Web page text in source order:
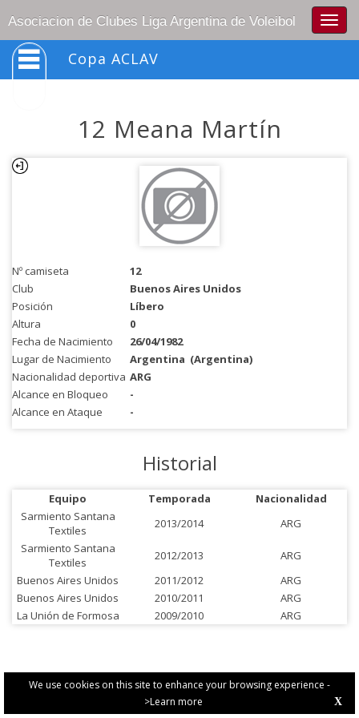
We use cookies on this site to enhance your browsing experience -
>Learn more
X
Asociacion de Clubes Liga Argentina de Voleibol
Copa ACLAV
12 Meana Martín
Nº camiseta
12
Club
Buenos Aires Unidos
Posición
Líbero
Altura
0
Fecha de Nacimiento
26/04/1982
Lugar de Nacimiento
Argentina (Argentina)
Nacionalidad deportiva ARG
Alcance en Bloqueo
-
Alcance en Ataque
-
Historial
Equipo Temporada
Nacionalidad
Sarmiento Santana
Textiles
2013/2014
ARG
Sarmiento Santana
Textiles
2012/2013
ARG
Buenos Aires Unidos
2011/2012
ARG
Buenos Aires Unidos
2010/2011
ARG
La Unión de Formosa
2009/2010 ARG